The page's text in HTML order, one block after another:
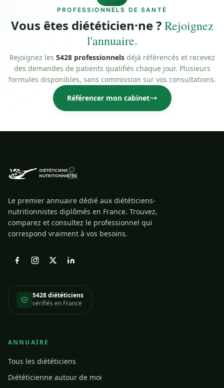
PROFESSIONNELS DE SANTÉ
Vous êtes diététicien·ne ?Rejoignez
l'annuaire.
Rejoignez les 5428 professionnelsdéjà référencés et recevez
des demandes de patients qualifiés chaque jour. Plusieurs
formules disponibles, sans commission sur vos consultations.
Référencer mon cabinet
Le premier annuaire dédié aux diététiciens-
nutritionnistes diplômés en France. Trouvez,
comparez et consultez le professionnel qui
correspond vraiment à vos besoins.
5428 diététiciens
vérifiés en France
ANNUAIRE
Tous les diététiciens
Diététicienne autour de moi